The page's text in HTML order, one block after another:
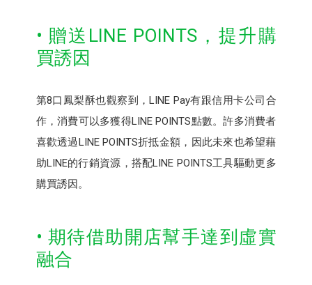
• 贈送LINE POINTS，提升購
買誘因
第8口鳳梨酥也觀察到，LINE Pay有跟信用卡公司合
作，消費可以多獲得LINE POINTS點數。許多消費者
喜歡透過LINE POINTS折抵金額，因此未來也希望藉
助LINE的行銷資源，搭配LINE POINTS工具驅動更多
購買誘因。
• 期待借助開店幫手達到虛實
融合